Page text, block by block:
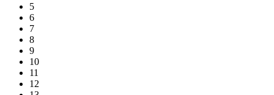
5
6
7
8
9
10
11
12